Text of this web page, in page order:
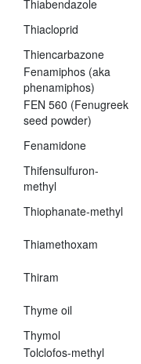
Thiabendazole
Thiacloprid
Thiencarbazone
Fenamiphos (aka
phenamiphos)
FEN 560 (Fenugreek
seed powder)
Fenamidone
Thifensulfuron-
methyl
Thiophanate-methyl
Thiamethoxam
Thiram
Thyme oil
Thymol
Tolclofos-methyl